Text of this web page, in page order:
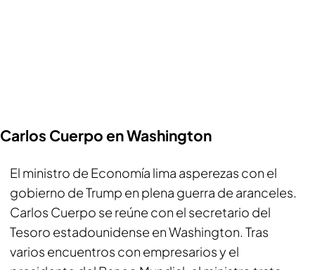
Carlos Cuerpo en Washington
El ministro de Economía lima asperezas con el
gobierno de Trump en plena guerra de aranceles.
Carlos Cuerpo se reúne con el secretario del
Tesoro estadounidense en Washington. Tras
varios encuentros con empresarios y el